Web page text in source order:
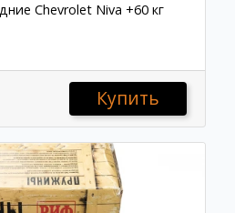
Chevrolet Niva +60 кг
Купить